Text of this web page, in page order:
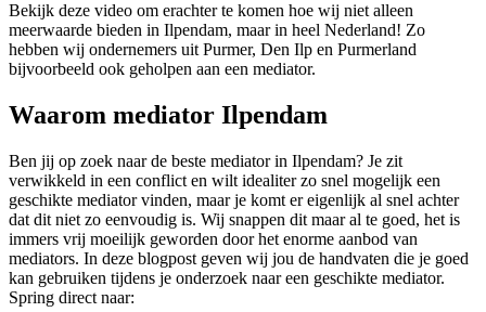
Bekijk deze video om erachter te komen hoe wij niet alleen
meerwaarde bieden in Ilpendam, maar in heel Nederland! Zo
hebben wij ondernemers uit Purmer, Den Ilp en Purmerland
bijvoorbeeld ook geholpen aan een mediator.
Waarom mediator Ilpendam
Ben jij op zoek naar de beste mediator in Ilpendam? Je zit
verwikkeld in een conflict en wilt idealiter zo snel mogelijk een
geschikte mediator vinden, maar je komt er eigenlijk al snel achter
dat dit niet zo eenvoudig is. Wij snappen dit maar al te goed, het is
immers vrij moeilijk geworden door het enorme aanbod van
mediators. In deze blogpost geven wij jou de handvaten die je goed
kan gebruiken tijdens je onderzoek naar een geschikte mediator.
Spring direct naar: